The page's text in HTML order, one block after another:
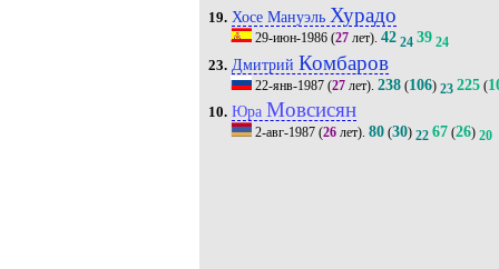
19. Хосе Мануэль Хурадо
29-июн-1986(27лет). 42 24 39 24
23. Дмитрий Комбаров
22-янв-1987(27лет). 238(106) 23 225(
10. Юра Мовсисян
2-авг-1987(26лет). 80(30) 22 67(26) 20